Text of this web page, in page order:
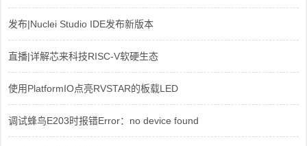
发布|Nuclei Studio IDE发布新版本
直播|详解芯来科技RISC-V软硬生态
使用PlatformIO点亮RVSTAR的板载LED
调试蜂鸟E203时报错Error：no device found